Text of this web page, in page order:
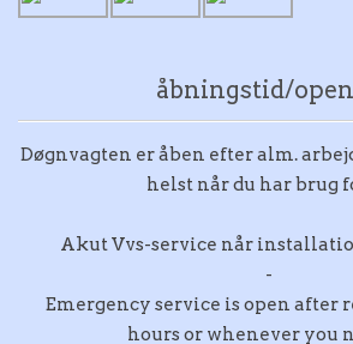
åbningstid/
Døgnvagten er åben efter alm.
helst når du har brug
Akut Vvs-service når
-
Emergency service is open after
hours or whenever you